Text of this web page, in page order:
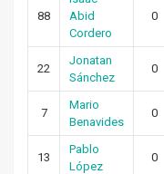
88
Abid
Cordero
0
22
Jonatan
Sánchez
0
7
Mario
Benavides
0
13
Pablo
López
0